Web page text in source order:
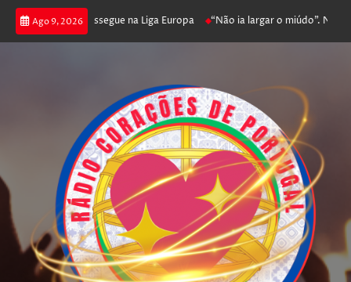
Ago 9, 2026
poker e prossegue na Liga Europa “Não ia largar o miúdo”.